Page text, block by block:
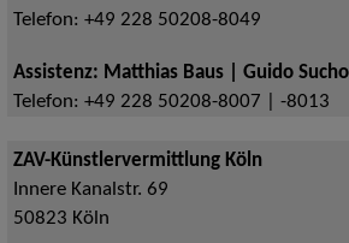
Telefon: +49 228 50208-8049
Assistenz: Matthias Baus | Guido
Telefon: +49 228 50208-8007 | -8013
ZAV-Künstlervermittlung Köln
Innere Kanalstr. 69
50823 Köln